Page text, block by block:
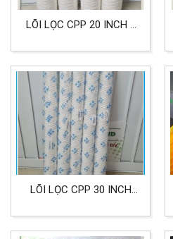
LÕI LỌC CPP 20 INCH 5
LỌC DẦU CÔNG NGHIỆP
LÕI LỌC CPP 30 INCH
NHỚT CÔNG NGHIỆP